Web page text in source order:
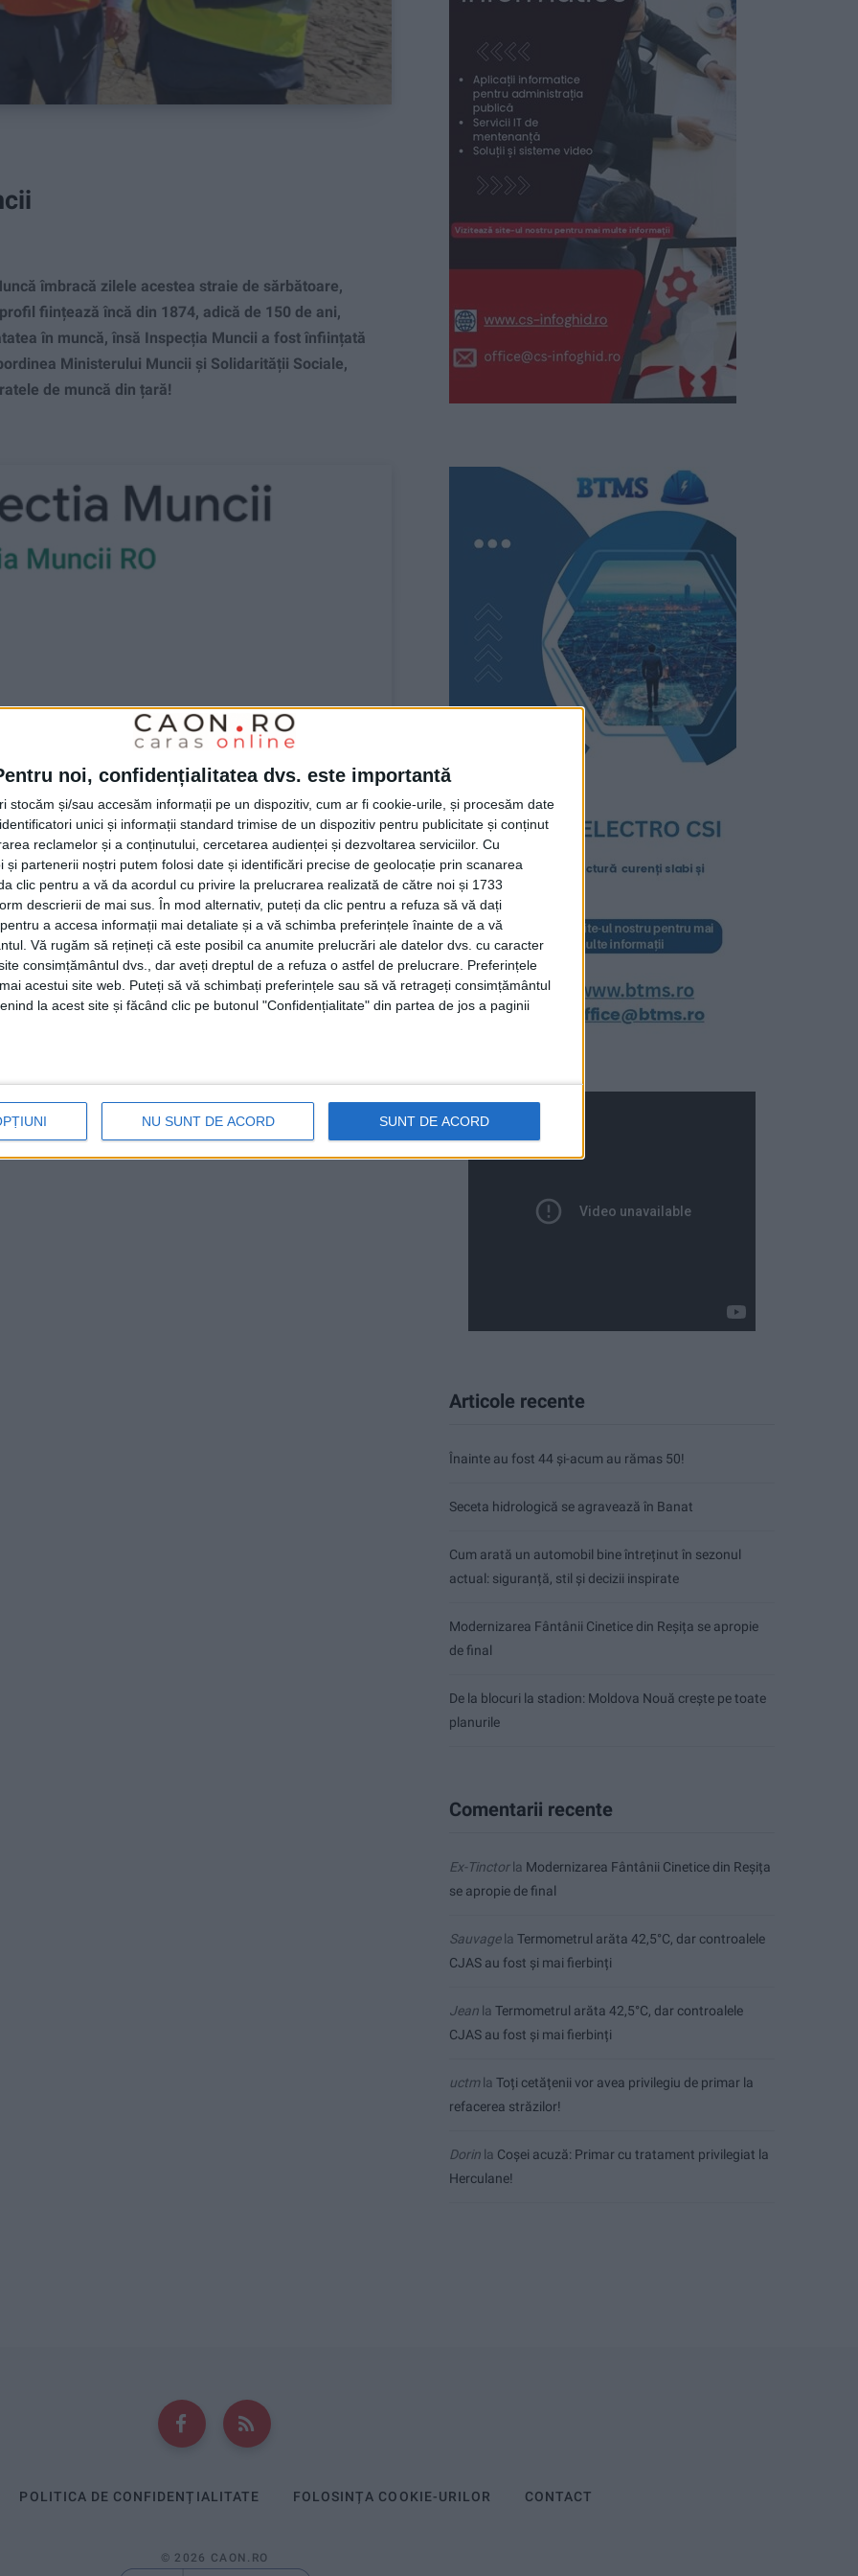
noi, confidențialitatea dvs. este importantă
stocăm și/sau accesăm informații pe un dispozitiv, cum ar fi cookie-urile, și procesăm date
unici și informații standard trimise de un dispozitiv pentru publicitate și conținut
reclamelor și a conținutului, cercetarea audienței și dezvoltarea serviciilor. Cu
și partenerii noștri putem folosi date și identificări precise de geolocație prin scanarea
clic pentru a vă da acordul cu privire la prelucrarea realizată de către noi și 1733
descrierii de mai sus. În mod alternativ, puteți da clic pentru a refuza să vă dați
a accesa informații mai detaliate și a vă schimba preferințele înainte de a vă
Vă rugăm să rețineți că este posibil ca anumite prelucrări ale datelor dvs. cu caracter
consimțământul dvs., dar aveți dreptul de a refuza o astfel de prelucrare. Preferințele
acestui site web. Puteți să vă schimbați preferințele sau să vă retrageți consimțământul
la acest site și făcând clic pe butonul "Confidențialitate" din partea de jos a paginii
NU SUNT DE ACORD SUNT DE ACORD
îmbracă zilele acestea straie de sărbătoare,
ființează încă din 1874, adică de 150 de ani,
în muncă, însă Inspecția Muncii a fost înființată
Ministerului Muncii și Solidarității Sociale,
de muncă din țară!
pentru zilieri!
din Caraş-Severin lansează aplicația mobilă
util angajatorilor care folosesc zilieri în
Articole recente
Înainte au fost 44 și-acum au rămas 50!
Seceta hidrologică se agravează în Banat
Cum arată un automobil bine întreținut în sezonul
actual: siguranță, stil și decizii inspirate
Modernizarea Fântânii Cinetice din Reșița se apropie
de final
De la blocuri la stadion: Moldova Nouă crește pe toate
planurile
Comentarii recente
Ex-Tinctorla Modernizarea Fântânii Cinetice din Reșița
se apropie de final
Sauvagela Termometrul arăta 42,5°C, dar controalele
CJAS au fost și mai fierbinți
Jean la Termometrul arăta 42,5°C, dar controalele
CJAS au fost și mai fierbinți
uctmla Toți cetățenii vor avea privilegiu de primar la
refacerea străzilor!
Dorin la Coșei acuză: Primar cu tratament privilegiat la
Herculane!
POLITICA DE CONFIDENȚIALITATE FOLOSINȚA COOKIE-URILOR CONTACT
© 2026 CAON.RO